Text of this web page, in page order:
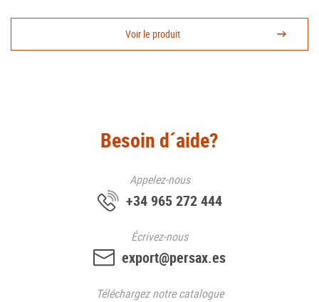
Voir le produit
Besoin d´aide?
Appelez-nous
+34 965 272 444
Écrivez-nous
export@persax.es
Téléchargeznotre catalogue